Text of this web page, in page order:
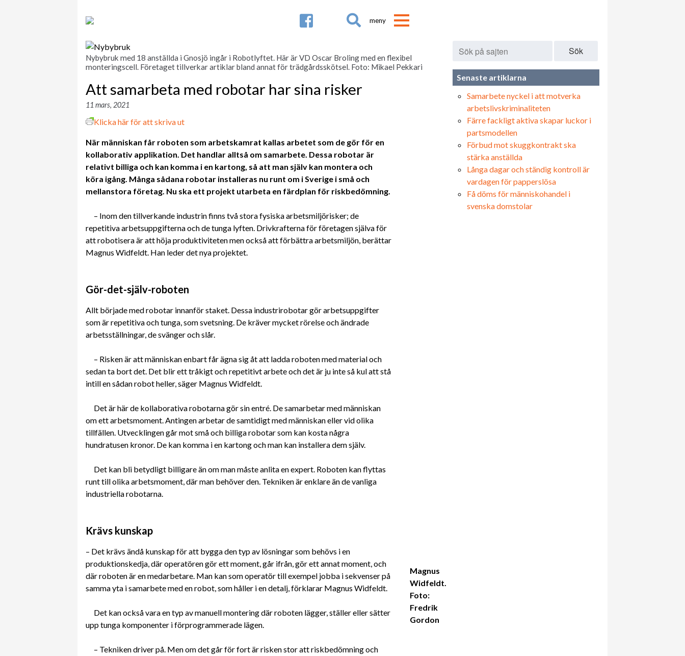

Nybybruk med 18 anställda i Gnosjö ingår i Robotlyftet. Här är VD Oscar Broling med en flexibel
monteringscell. Företaget tillverkar artiklar bland annat för trädgårdsskötsel. Foto: Mikael Pekkari
Att samarbeta med robotar har sina risker
11 mars, 2021
Klicka här för att skriva ut
När människan får roboten som arbetskamrat kallas arbetet som de gör för en
kollaborativ applikation. Det handlar alltså om samarbete. Dessa robotar är
relativt billiga och kan komma i en kartong, så att man själv kan montera och
köra igång. Många sådana robotar installeras nu runt om i Sverige i små och
mellanstora företag. Nu ska ett projekt utarbeta en färdplan för riskbedömning.
– Inom den tillverkande industrin finns två stora fysiska arbetsmiljörisker; de
repetitiva arbetsuppgifterna och de tunga lyften. Drivkrafterna för företagen själva för
att robotisera är att höja produktiviteten men också att förbättra arbetsmiljön, berättar
Magnus Widfeldt. Han leder det nya projektet.
Gör-det-själv-roboten
Allt började med robotar innanför staket. Dessa industrirobotar gör arbetsuppgifter
som är repetitiva och tunga, som svetsning. De kräver mycket rörelse och ändrade
arbetsställningar, de svänger och slår.
– Risken är att människan enbart får ägna sig åt att ladda roboten med material och
sedan ta bort det. Det blir ett tråkigt och repetitivt arbete och det är ju inte så kul att stå
intill en sådan robot heller, säger Magnus Widfeldt.
Det är här de kollaborativa robotarna gör sin entré. De samarbetar med människan
om ett arbetsmoment. Antingen arbetar de samtidigt med människan eller vid olika
tillfällen. Utvecklingen går mot små och billiga robotar som kan kosta några
hundratusen kronor. De kan komma i en kartong och man kan installera dem själv.
Det kan bli betydligt billigare än om man måste anlita en expert. Roboten kan flyttas
runt till olika arbetsmoment, där man behöver den. Tekniken är enklare än de vanliga
industriella robotarna.
Krävs kunskap
Magnus
Widfeldt.
Foto:
Fredrik
Gordon
– Det krävs ändå kunskap för att bygga den typ av lösningar som behövs i en
produktionskedja, där operatören gör ett moment, går ifrån, gör ett annat moment, och
där roboten är en medarbetare. Man kan som operatör till exempel jobba i sekvenser på
samma yta i samarbete med en robot, som håller i en detalj, förklarar Magnus Widfeldt.
Det kan också vara en typ av manuell montering där roboten lägger, ställer eller sätter
upp tunga komponenter i förprogrammerade lägen.
– Tekniken driver på. Men om det går för fort är risken stor att riskbedömning och
Sök
Senaste artiklarna
Samarbete nyckel i att motverka
arbetslivskriminaliteten
Färre fackligt aktiva skapar luckor i
partsmodellen
Förbud mot skuggkontrakt ska
stärka anställda
Långa dagar och ständig kontroll är
vardagen för papperslösa
Få döms för människohandel i
svenska domstolar